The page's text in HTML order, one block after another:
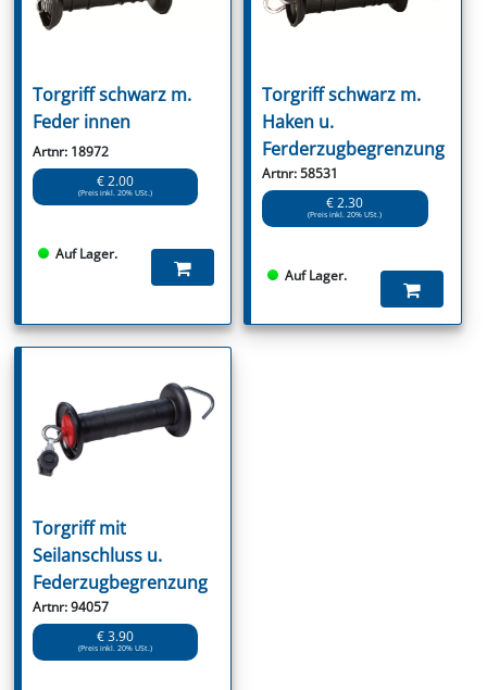
Torgriff schwarz m.
Feder innen
Artnr: 18972
€ 2.00
(Preis inkl. 20% USt.)
Auf Lager.
Torgriff schwarz m.
Haken u.
Ferderzugbegrenzung
Artnr: 58531
€ 2.30
(Preis inkl. 20% USt.)
Auf Lager.
Torgriff mit
Seilanschluss u.
Federzugbegrenzung
Artnr: 94057
€ 3.90
(Preis inkl. 20% USt.)